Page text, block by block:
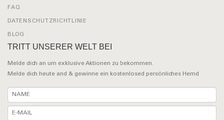
FAQ
DATENSCHUTZRICHTLINIE
BLOG
TRITT UNSERER WELT BEI
Melde dich an um exklusive Aktionen zu bekommen.
Melde dich heute and & gewinne ein kostenlosed persönliches Hemd